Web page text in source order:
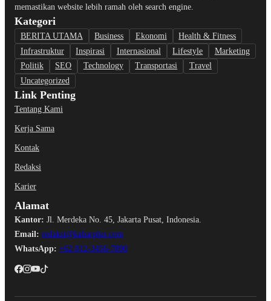
memastikan website lebih ramah oleh search engine.
Kategori
BERITA UTAMA Business Ekonomi
Health & Fitness
Infrastruktur
Inspirasi Internasional Lifestyle
Marketing
Politik
SEO Technology Transportasi
Travel
Uncategorized
Link Penting
Tentang Kami
Kerja Sama
Kontak
Redaksi
Karier
Alamat
Kantor: Jl. Merdeka No. 45, Jakarta Pusat, Indonesia.
Email: redaksi@kabarplus.com
WhatsApp: +62 812-3456-7890